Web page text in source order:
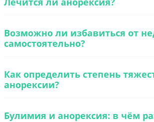
Возможно ли избавиться от
самостоятельно?
Как определить степень
анорексии?
Булимия и анорексия: в чём